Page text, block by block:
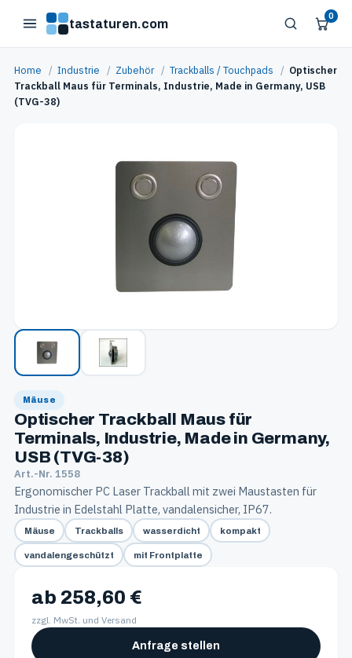
tastaturen.com
0
Home / Industrie / Zubehör / Trackballs / Touchpads / Optischer
Trackball Maus für Terminals, Industrie, Made in Germany, USB
(TVG-38)
Mäuse
Optischer Trackball Maus für
Terminals, Industrie, Made in Germany,
USB (TVG-38)
Art.-Nr. 1558
Ergonomischer PC Laser Trackball mit zwei Maustasten für
Industrie in Edelstahl Platte, vandalensicher, IP67.
Mäuse Trackballs wasserdicht kompakt
vandalengeschützt mit Frontplatte
ab 258,60 €
zzgl. MwSt. und Versand
Anfrage stellen